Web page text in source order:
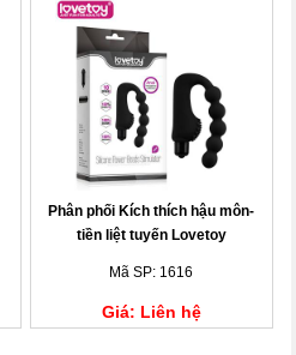
Phân phối Kích thích hậu môn-
tiền liệt tuyến Lovetoy
Mã SP: 1616
Giá: Liên hệ